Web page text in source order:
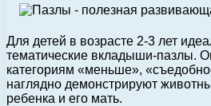
Для детей в возрасте 2-3 лет
тематические вкладыши-пазлы.
категориям «меньше»,
наглядно демонстрируют
ребенка и его мать.